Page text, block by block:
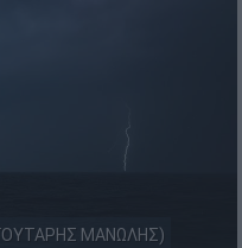
ΜΑΝΩΛΗΣ)